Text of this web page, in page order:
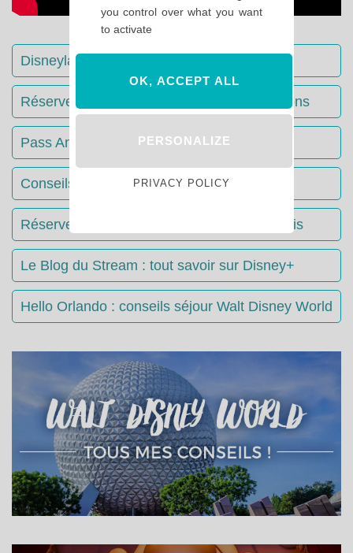
Disneyland Paris : Le guide complet
Réserver votre séjour : toutes les informations
Pass Annuels Disney : informations
Conseils & Astuces Disneyland Paris
Réserver votre restaurant à Disneyland Paris
Le Blog du Stream : tout savoir sur Disney+
Hello Orlando : conseils séjour Walt Disney World
you control over what you want
to activate
OK, ACCEPT ALL
PERSONALIZE
PRIVACY POLICY